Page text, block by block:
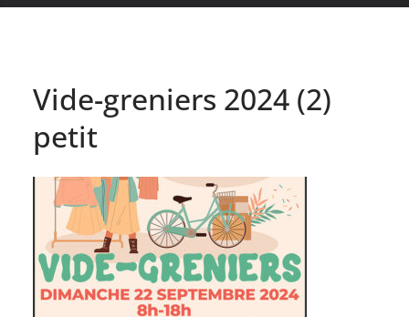
Vide-greniers 2024 (2)
petit